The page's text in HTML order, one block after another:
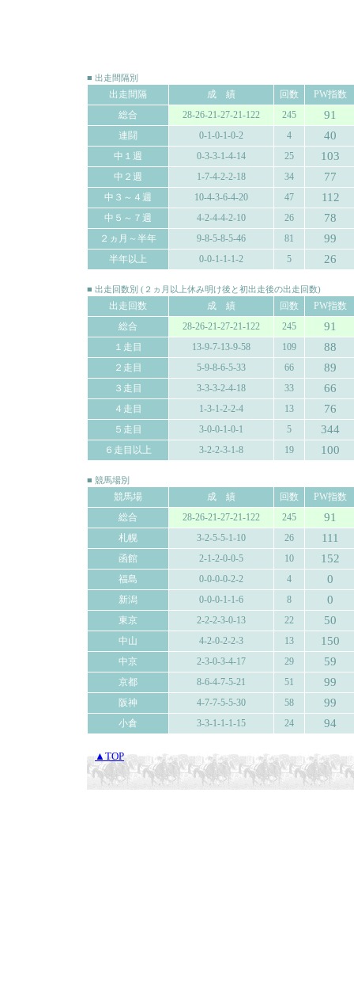
■ 出走間隔別
出走間隔 成 績 回数
PW指数
総合
28-26-21-27-21-122 245 91
連闘 0-1-0-1-0-2 4 40
中１週 0-3-3-1-4-14 25 103
中２週 1-7-4-2-2-18 34 77
中３～４週 10-4-3-6-4-20 47 112
中５～７週 4-2-4-4-2-10 26 78
２ヵ月～半年 9-8-5-8-5-46 81 99
半年以上 0-0-1-1-1-2 5 26
■ 出走回数別 (２ヵ月以上休み明け後と初出走後の出走回数)
出走回数 成 績 回数
PW指数
総合
28-26-21-27-21-122 245 91
１走目 13-9-7-13-9-58 109 88
２走目 5-9-8-6-5-33 66 89
３走目 3-3-3-2-4-18 33 66
４走目 1-3-1-2-2-4 13 76
５走目 3-0-0-1-0-1 5 344
６走目以上 3-2-2-3-1-8 19 100
■ 競馬場別
競馬場 成 績 回数
PW指数
総合
28-26-21-27-21-122 245 91
札幌 3-2-5-5-1-10 26 111
函館 2-1-2-0-0-5 10 152
福島 0-0-0-0-2-2 4 0
新潟 0-0-0-1-1-6 8 0
東京 2-2-2-3-0-13 22 50
中山 4-2-0-2-2-3 13 150
中京 2-3-0-3-4-17 29 59
京都 8-6-4-7-5-21 51 99
阪神 4-7-7-5-5-30 58 99
小倉 3-3-1-1-1-15 24 94
▲TOP